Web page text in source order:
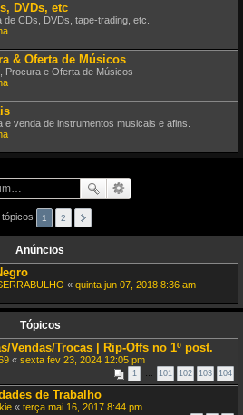
DVDs, etc
CDs, DVDs, tape-trading, etc.
& Oferta de Músicos
Procura e Oferta de Músicos
venda de instrumentos musicais e afins.
tópicos 1 2
Anúncios
« quinta jun 07, 2018 8:36 am
Tópicos
Vendas/Trocas | Rip-Offs no 1º post.
« sexta fev 23, 2024 12:05 pm
1 … 101 102 103 104
de Trabalho
« terça mai 16, 2017 8:44 pm